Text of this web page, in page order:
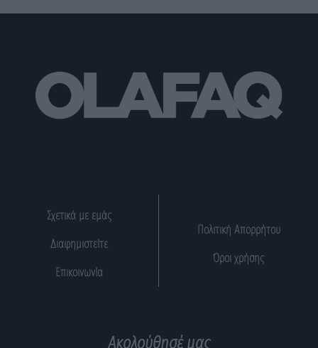
Σχετικά με εμάς
Διαφημιστείτε
Επικοινωνία
Πολιτική Απορρήτου
Όροι χρήσης
Ακολούθησέ μας